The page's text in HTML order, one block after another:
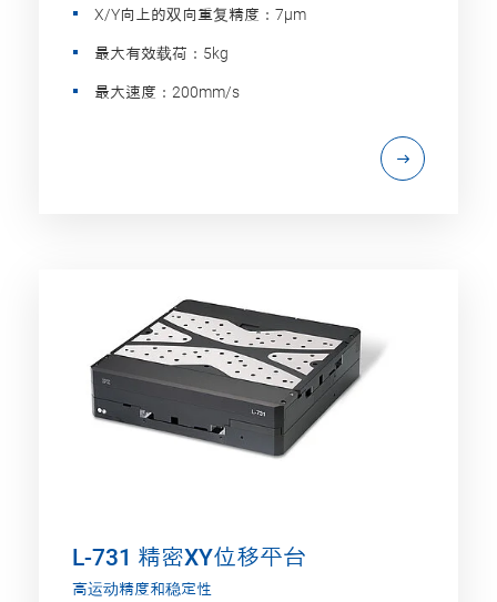
X/Y向上的双向重复精度：7µm
最大有效载荷：5kg
最大速度：200mm/s
L-731 精密XY位移平台
高运动精度和稳定性